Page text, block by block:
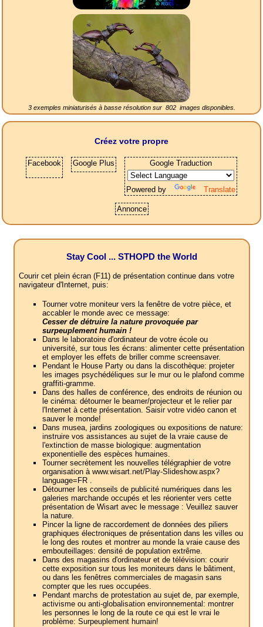
3 exemples miniaturisés à basse résolution sur 802images disponibles.
Créez votre propre
Facebook Google Plus Google Traduction
Powered by Translate
Annonce
Stay Cool ... STHOPD the World
Courir cet plein écran (F11) de présentation continue dans votre
navigateur d'Internet, puis:
Tourner votre moniteur vers la fenêtre de votre pièce, et
accabler le monde avec ce message:
Cesser de détruire la nature provoquée par
surpeuplement humain !
Dans le laboratoire d'ordinateur de votre école ou
université, sur tous les écrans: alimenter cette présentation
et employer les effets de briller comme screensaver.
Pendant le House Party ou dans la discothèque: projeter
les images psychédéliques sur le mur ou le plafond comme
graffiti-gramme.
Dans des halles de conférence, des endroits de réunion ou
le cinéma: détourner le beamer/projecteur et le relier par
l'Internet à cette présentation. Saisir votre vidéo canon et
sauver le monde!
Dans musea, jardins zoologiques ou expositions de nature:
instruire vos assistances au sujet de la vraie cause de
l'extinction de masse biologique: augmentation
exponentielle des espèces humaines.
Tourner secrètement les nouvelles télégraphier de votre
organisation à www.wisart.net/Play-Slideshow.aspx?
language=FR .
Détourner les conseils de publicité numériques dans les
galeries marchande occupés et les réorienter vers cette
présentation de Wisart avec le message : Veuillez sauver
la nature.
Pincer la ligne de raccordement de données des piliers
graphiques électroniques de présentation dans les villes ou
le long des routes et montrer au monde la vraie cause des
embouteillages: densité de population extrême.
Dans des magasins d'ordinateur et de télévision: courir
cette exposition sur tous les moniteurs dans le bâtiment,
ou dans les fenêtres commerciales de magasin sans
compter que les rues occupées.
Pendant marchs de protestation au sujet de, par exemple,
activisme ou anti-globalisation environnemental: montrer
les personnes le long de la route ce qui est le vrai le
problème: Surpeuplement humain!